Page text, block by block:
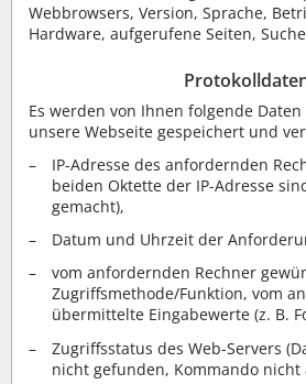
Webbrowsers, Version, Sprache,
Hardware, aufgerufene Seiten,
Es werden von Ihnen folgende
unsere Webseite gespeichert und
IP-Adresse des anfordernden
beiden Oktette der IP-Adresse
gemacht),
Datum und Uhrzeit der
vom anfordernden Rechner
Zugriffsmethode/Funktion, vom
übermittelte Eingabewerte (z. B.
Zugriffsstatus des Web-Servers
nicht gefunden, Kommando nicht